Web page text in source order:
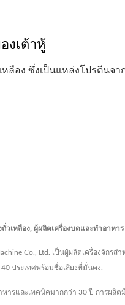
งเต้าหู้
ลือง ซึ่งเป็นแหล่งโปรตีนจ
วเหลือง, ผู้ผลิตเครื่องบดและทำอาห
Co., Ltd. เป็นผู้ผลิตเครื่องจัก
ประเทศพร้อมชื่อเสียงที่มั่นคง.
ารและเทคนิคมากกว่า 30 ปี การผลิ